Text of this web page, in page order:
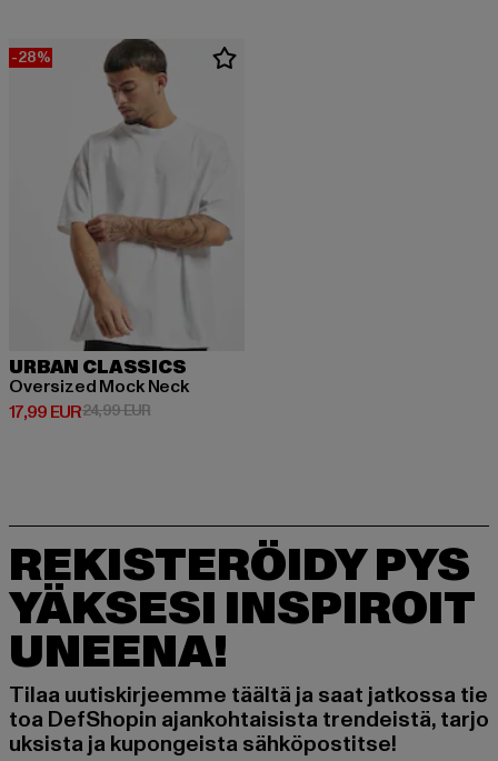
-28%
URBAN CLASSICS
Oversized Mock Neck
17,99 EUR
Ajankohtainen hinta: 17,99 EUR
24,99 EURKampanjahinta: 24,99 EUR
REKISTERÖIDY PYS
YÄKSESI INSPIROIT
UNEENA!
Tilaa uutiskirjeemme täältä ja saat jatkossa tie
toa DefShopin ajankohtaisista trendeistä, tarjo
uksista ja kupongeista sähköpostitse!